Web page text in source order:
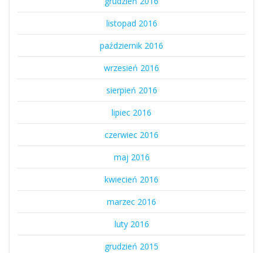
listopad 2016
październik 2016
wrzesień 2016
sierpień 2016
lipiec 2016
czerwiec 2016
maj 2016
kwiecień 2016
marzec 2016
luty 2016
grudzień 2015